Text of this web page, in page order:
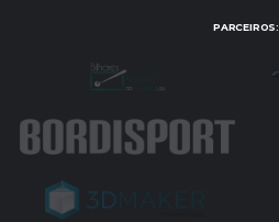
PARCEIROS: